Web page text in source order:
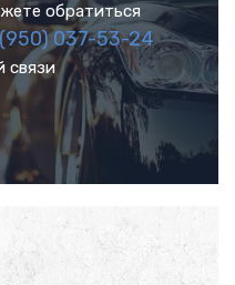
обратиться
037-53-24
связи